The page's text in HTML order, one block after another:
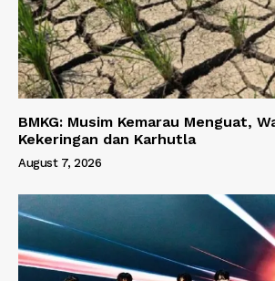
BMKG: Musim Kemarau Menguat,
Kekeringan dan Karhutla
August 7, 2026